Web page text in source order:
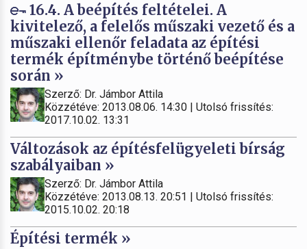
16.4. A beépítés feltételei. A
kivitelező, a felelős műszaki vezető és a
műszaki ellenőr feladata az építési
termék építménybe történő beépítése
során »
Szerző: Dr. Jámbor Attila
Közzétéve: 2013.08.06. 14:30 | Utolsó frissítés:
2017.10.02. 13:31
Változások az építésfelügyeleti bírság
szabályaiban »
Szerző: Dr. Jámbor Attila
Közzétéve: 2013.08.13. 20:51 | Utolsó frissítés:
2015.10.02. 20:18
Építési termék »